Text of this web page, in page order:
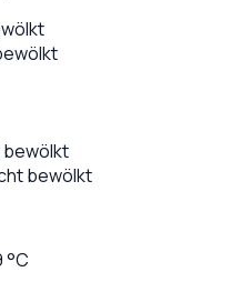
bewölkt
°C